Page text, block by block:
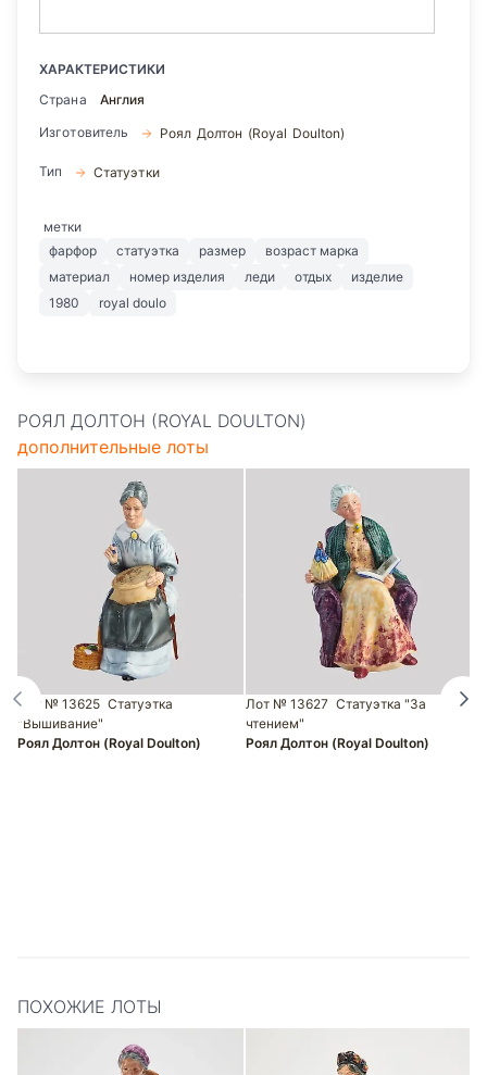
ХАРАКТЕРИСТИКИ
Страна
Англия
Изготовитель
Роял Долтон (Royal Doulton)
Тип Статуэтки
метки
фарфор
статуэтка размер
возраст марка
материал
номер изделия леди отдых
изделие
1980
royal doulo
РОЯЛ ДОЛТОН (ROYAL DOULTON)
дополнительные лоты
Лот № 13625 Статуэтка
"Вышивание"
Роял Долтон (Royal Doulton)
Лот № 13627 Статуэтка "За
чтением"
Роял Долтон (Royal Doulton)
ПОХОЖИЕ ЛОТЫ